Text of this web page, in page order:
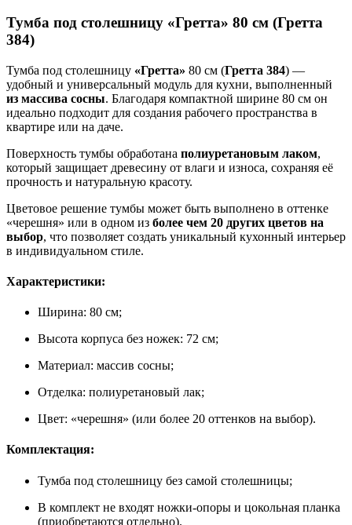
Тумба под столешницу «Гретта» 80 см (Гретта
384)
Тумба под столешницу «Гретта» 80 см (Гретта 384) —
удобный и универсальный модуль для кухни, выполненный
из массива сосны. Благодаря компактной ширине 80 см он
идеально подходит для создания рабочего пространства в
квартире или на даче.
Поверхность тумбы обработана полиуретановым лаком,
который защищает древесину от влаги и износа, сохраняя её
прочность и натуральную красоту.
Цветовое решение тумбы может быть выполнено в оттенке
«черешня» или в одном из более чем 20 других цветов на
выбор, что позволяет создать уникальный кухонный интерьер
в индивидуальном стиле.
Характеристики:
Ширина: 80 см;
Высота корпуса без ножек: 72 см;
Материал: массив сосны;
Отделка: полиуретановый лак;
Цвет: «черешня» (или более 20 оттенков на выбор).
Комплектация:
Тумба под столешницу без самой столешницы;
В комплект не входят ножки-опоры и цокольная планка
(приобретаются отдельно).